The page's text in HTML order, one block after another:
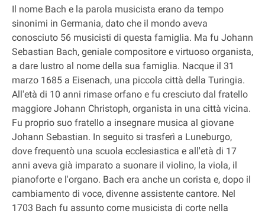
Il nome Bach e la parola musicista erano da tempo
sinonimi in Germania, dato che il mondo aveva
conosciuto 56 musicisti di questa famiglia. Ma fu Johann
Sebastian Bach, geniale compositore e virtuoso organista,
a dare lustro al nome della sua famiglia. Nacque il 31
marzo 1685 a Eisenach, una piccola città della Turingia.
All'età di 10 anni rimase orfano e fu cresciuto dal fratello
maggiore Johann Christoph, organista in una città vicina.
Fu proprio suo fratello a insegnare musica al giovane
Johann Sebastian. In seguito si trasferì a Luneburgo,
dove frequentò una scuola ecclesiastica e all'età di 17
anni aveva già imparato a suonare il violino, la viola, il
pianoforte e l'organo. Bach era anche un corista e, dopo il
cambiamento di voce, divenne assistente cantore. Nel
1703 Bach fu assunto come musicista di corte nella